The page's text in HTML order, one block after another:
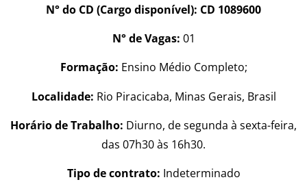
N° do CD (Cargo disponível): CD 1089600
N° de Vagas: 01
Formação: Ensino Médio Completo;
Localidade: Rio Piracicaba, Minas Gerais, Brasil
Horário de Trabalho: Diurno, de segunda à sexta-feira,
das 07h30 às 16h30.
Tipo de contrato: Indeterminado